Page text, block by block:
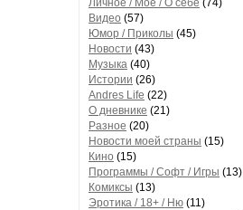
Личное / Моё / О себе (74)
Видео (57)
Юмор / Приколы (45)
Новости (43)
Музыка (40)
Истории (26)
Andres Life (22)
О дневнике (21)
Разное (20)
Новости моей страны (15)
Кино (15)
Программы / Софт / Игры (13)
Комиксы (13)
Эротика / 18+ / Ню (11)